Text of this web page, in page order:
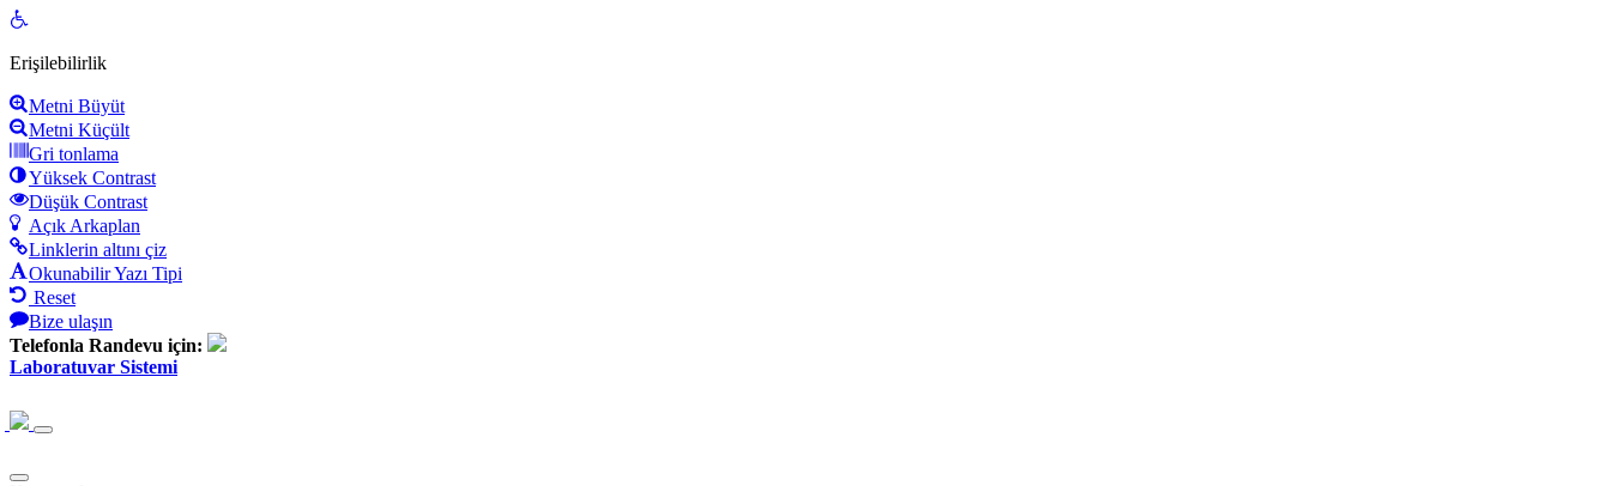
Open
Erişilebilirlik
Metni Büyüt
Metni Küçült
Gri tonlama
Yüksek Contrast
Düşük Contrast
Açık Arkaplan
Linklerin altını çiz
Okunabilir Yazı Tipi
Reset
Bize ulaşın
Telefonla Randevu için:
Laboratuvar Sistemi